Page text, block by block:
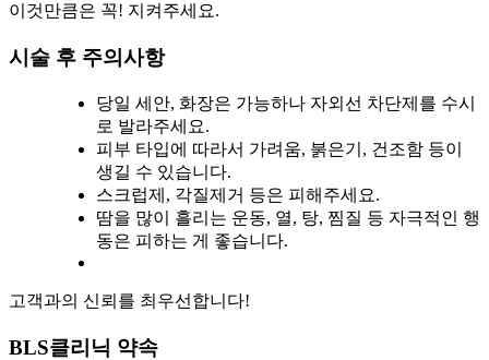
이것만큼은 꼭! 지켜주세요.
시술 후 주의사항
당일 세안, 화장은 가능하나 자외선 차단제를 수시
로 발라주세요.
피부 타입에 따라서 가려움, 붉은기, 건조함 등이
생길 수 있습니다.
스크럽제, 각질제거 등은 피해주세요.
땀을 많이 흘리는 운동, 열, 탕, 찜질 등 자극적인 행
동은 피하는 게 좋습니다.
고객과의 신뢰를 최우선합니다!
BLS클리닉 약속